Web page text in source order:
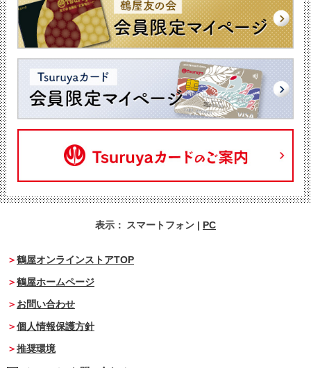
表示： スマートフォン | PC
鶴屋オンラインストアTOP
鶴屋ホームページ
お問い合わせ
個人情報保護方針
推奨環境